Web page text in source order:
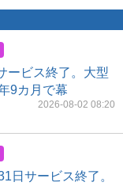
ービス終了。大型
9カ月で幕
2026-08-02 08:20
日サービス終了。